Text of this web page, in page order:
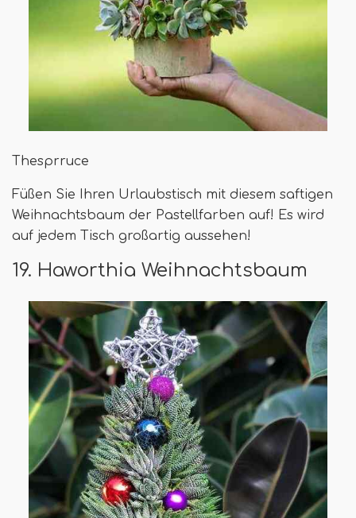
Thesprruce
Füßen Sie Ihren Urlaubstisch mit diesem saftigen
Weihnachtsbaum der Pastellfarben auf! Es wird
auf jedem Tisch großartig aussehen!
19. Haworthia Weihnachtsbaum